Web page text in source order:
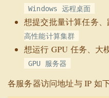
Windows 远程桌面
想提交批量计算任务
高性能计算集群
想运行 GPU 任务、大
GPU 服务器
各服务器访问地址与 IP 如